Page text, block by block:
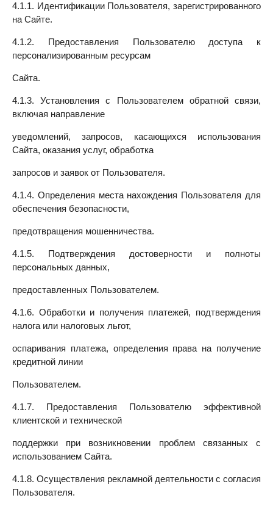
4.1.1. Идентификации Пользователя, зарегистрированного
на Сайте.
4.1.2. Предоставления Пользователю доступа к
персонализированным ресурсам
Сайта.
4.1.3. Установления с Пользователем обратной связи,
включая направление
уведомлений, запросов, касающихся использования
Сайта, оказания услуг, обработка
запросов и заявок от Пользователя.
4.1.4. Определения места нахождения Пользователя для
обеспечения безопасности,
предотвращения мошенничества.
4.1.5. Подтверждения достоверности и полноты
персональных данных,
предоставленных Пользователем.
4.1.6. Обработки и получения платежей, подтверждения
налога или налоговых льгот,
оспаривания платежа, определения права на получение
кредитной линии
Пользователем.
4.1.7. Предоставления Пользователю эффективной
клиентской и технической
поддержки при возникновении проблем связанных с
использованием Сайта.
4.1.8. Осуществления рекламной деятельности с согласия
Пользователя.